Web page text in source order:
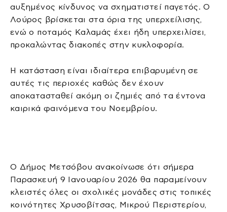
αυξημένος κίνδυνος να σχηματιστεί παγετός. Ο
Λούρος βρίσκεται στα όρια της υπερχείλισης,
ενώ ο ποταμός Καλαμάς έχει ήδη υπερχειλίσει,
προκαλώντας διακοπές στην κυκλοφορία.
Η κατάσταση είναι ιδιαίτερα επιβαρυμένη σε
αυτές τις περιοχές καθώς δεν έχουν
αποκατασταθεί ακόμη οι ζημιές από τα έντονα
καιρικά φαινόμενα του Νοεμβρίου.
Ο Δήμος Μετσόβου ανακοίνωσε ότι σήμερα
Παρασκευή 9 Ιανουαρίου 2026 θα παραμείνουν
κλειστές όλες οι σχολικές μονάδες στις τοπικές
κοινότητες Χρυσοβίτσας, Μικρού Περιστερίου,